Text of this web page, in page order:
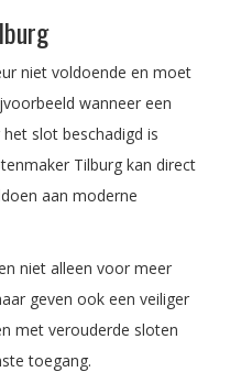
niet voldoende en moet
wanneer een
slot beschadigd is
Tilburg kan direct
aan moderne
niet alleen voor meer
geven ook een veiliger
met verouderde sloten
toegang.